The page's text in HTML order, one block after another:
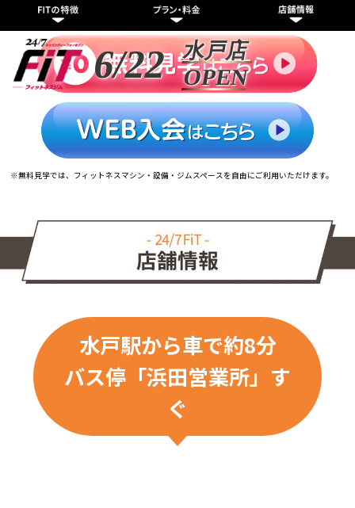
6/22 水戸店
OPEN
※無料見学では、フィットネスマシン・設備・ジムスペースを自由にご利用いただけます。
水戸駅から車で約8分
バス停「浜田営業所」す
ぐ